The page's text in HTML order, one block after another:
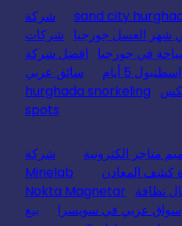
sand city
شركة
شهر العسل جورجيا
شركات
في جورجيا
افضل شركة
5 أيام
سائق عربي
hurghada snorkeling
spots
متاجر الكترونية
شركة
كشف المعادن
Minelab
نظافة Nokta Magnetar
سواق عربي في سويسرا
بيع